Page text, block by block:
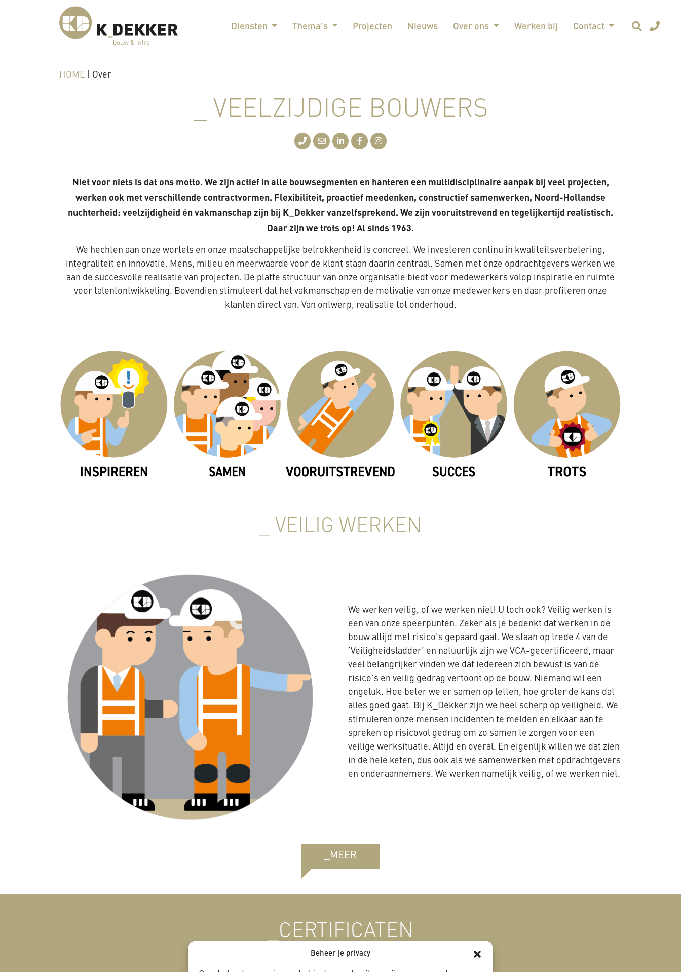
Beheer je privacy
Diensten Thema’s Projecten Nieuws Over ons Werken bij Contact
HOME Over
_ VEELZIJDIGE BOUWERS
Niet voor niets is dat ons motto. We zijn actief in alle bouwsegmenten en hanteren een multidisciplinaire aanpak bij veel projecten,
werken ook met verschillende contractvormen. Flexibiliteit, proactief meedenken, constructief samenwerken, Noord-Hollandse
nuchterheid: veelzijdigheid én vakmanschap zijn bij K_Dekker vanzelfsprekend. We zijn vooruitstrevend en tegelijkertijd realistisch.
Daar zijn we trots op! Al sinds 1963.
We hechten aan onze wortels en onze maatschappelijke betrokkenheid is concreet. We investeren continu in kwaliteitsverbetering,
integraliteit en innovatie. Mens, milieu en meerwaarde voor de klant staan daarin centraal. Samen met onze opdrachtgevers werken we
aan de succesvolle realisatie van projecten. De platte structuur van onze organisatie biedt voor medewerkers volop inspiratie en ruimte
voor talentontwikkeling. Bovendien stimuleert dat het vakmanschap en de motivatie van onze medewerkers en daar profiteren onze
klanten direct van. Van ontwerp, realisatie tot onderhoud.
_ VEILIG WERKEN
We werken veilig, of we werken niet! U toch ook? Veilig werken is
een van onze speerpunten. Zeker als je bedenkt dat werken in de
bouw altijd met risico’s gepaard gaat. We staan op trede 4 van de
‘Veiligheidsladder’ en natuurlijk zijn we VCA-gecertificeerd, maar
veel belangrijker vinden we dat iedereen zich bewust is van de
risico’s en veilig gedrag vertoont op de bouw. Niemand wil een
ongeluk. Hoe beter we er samen op letten, hoe groter de kans dat
alles goed gaat. Bij K_Dekker zijn we heel scherp op veiligheid. We
stimuleren onze mensen incidenten te melden en elkaar aan te
spreken op risicovol gedrag om zo samen te zorgen voor een
veilige werksituatie. Altijd en overal. En eigenlijk willen we dat zien
in de hele keten, dus ook als we samenwerken met opdrachtgevers
en onderaannemers. We werken namelijk veilig, of we werken niet.
_MEER
_CERTIFICATEN